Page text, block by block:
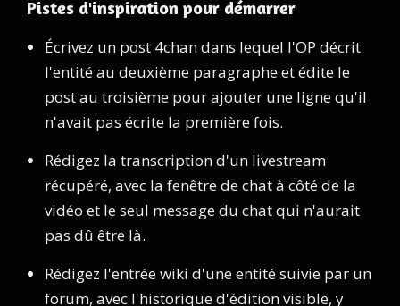
Pistes d'inspiration pour démarrer
Écrivez un post 4chan dans lequel l'OP décrit
l'entité au deuxième paragraphe et édite le
post au troisième pour ajouter une ligne qu'il
n'avait pas écrite la première fois.
Rédigez la transcription d'un livestream
récupéré, avec la fenêtre de chat à côté de la
vidéo et le seul message du chat qui n'aurait
pas dû être là.
Rédigez l'entrée wiki d'une entité suivie par un
forum, avec l'historique d'édition visible, y